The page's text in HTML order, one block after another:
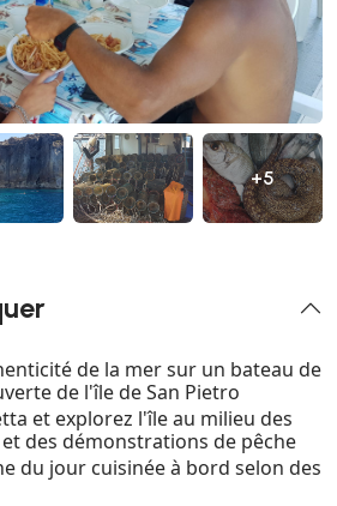
+5
de la mer sur un bateau de
de l'île de San Pietro
et explorez l'île au milieu des
des démonstrations de pêche
du jour cuisinée à bord selon des